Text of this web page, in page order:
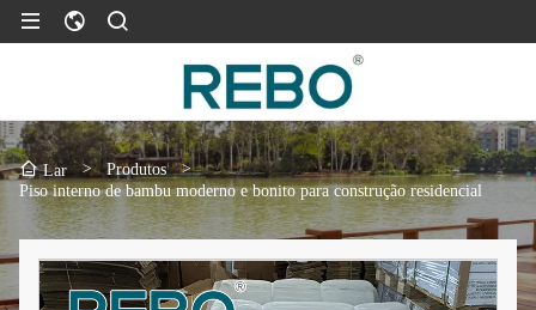
Lar > Produtos
>
Piso interno de bambu moderno e bonito para construção residencial